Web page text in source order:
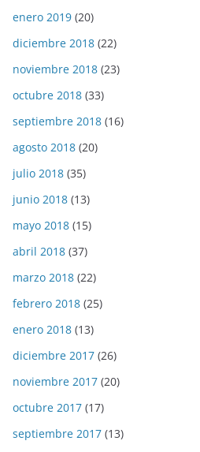
enero 2019 (20)
diciembre 2018 (22)
noviembre 2018 (23)
octubre 2018 (33)
septiembre 2018 (16)
agosto 2018 (20)
julio 2018 (35)
junio 2018 (13)
mayo 2018 (15)
abril 2018 (37)
marzo 2018 (22)
febrero 2018 (25)
enero 2018 (13)
diciembre 2017 (26)
noviembre 2017 (20)
octubre 2017 (17)
septiembre 2017 (13)